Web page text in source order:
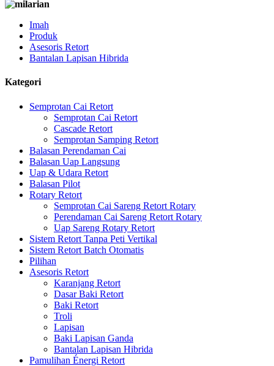
Imah
Produk
Asesoris Retort
Bantalan Lapisan Hibrida
Kategori
Semprotan Cai Retort
Semprotan Cai Retort
Cascade Retort
Semprotan Samping Retort
Balasan Perendaman Cai
Balasan Uap Langsung
Uap & Udara Retort
Balasan Pilot
Rotary Retort
Semprotan Cai Sareng Retort Rotary
Perendaman Cai Sareng Retort Rotary
Uap Sareng Rotary Retort
Sistem Retort Tanpa Peti Vertikal
Sistem Retort Batch Otomatis
Pilihan
Asesoris Retort
Karanjang Retort
Dasar Baki Retort
Baki Retort
Troli
Lapisan
Baki Lapisan Ganda
Bantalan Lapisan Hibrida
Pamulihan Énergi Retort